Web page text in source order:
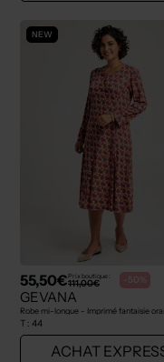
NEW
55,50€Prix boutique :
111,00€ -50%
GEVANA
Robe mi-longue - Imprimé fantaisie
T : 44
ACHAT